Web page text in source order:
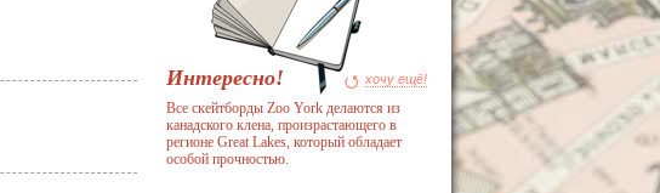
Интересно! хочу ещё!
Все скейтборды Zoo York делаются из
канадского клена, произрастающего в
регионе Great Lakes, который обладает
особой прочностью.